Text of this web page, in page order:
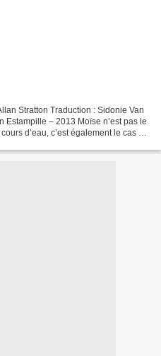
Stratton Traduction : Sidonie Van
– 2013 Moïse n’est pas le
d’eau, c’est également le cas de